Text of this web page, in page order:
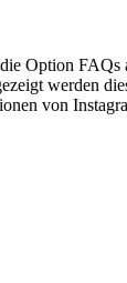
Option
werden
von